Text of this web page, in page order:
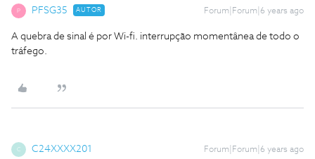
P PFSG35 AUTOR Forum|Forum|6 years ago
A quebra de sinal é por Wi-fi. interrupção momentânea de todo o
tráfego.
C C24XXXX201 Forum|Forum|6 years ago